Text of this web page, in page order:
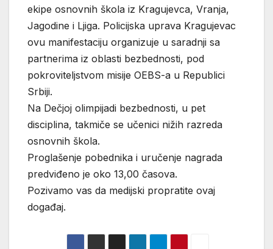
ekipe osnovnih škola iz Kragujevca, Vranja,
Jagodine i Ljiga. Policijska uprava Kragujevac
ovu manifestaciju organizuje u saradnji sa
partnerima iz oblasti bezbednosti, pod
pokroviteljstvom misije OEBS-a u Republici
Srbiji.
Na Dečjoj olimpijadi bezbednosti, u pet
disciplina, takmiče se učenici nižih razreda
osnovnih škola.
Proglašenje pobednika i uručenje nagrada
predviđeno je oko 13,00 časova.
Pozivamo vas da medijski propratite ovaj
događaj.